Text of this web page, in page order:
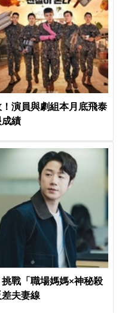
演員與劇組本月底飛泰
績
戰「職場媽媽×神秘殺
夫妻線